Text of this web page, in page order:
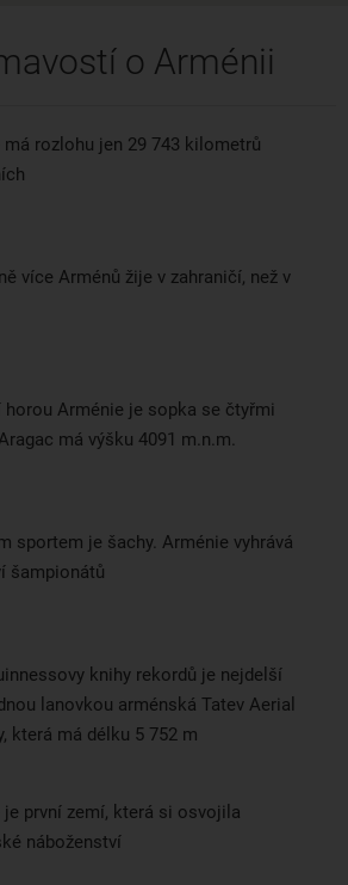
o Arménii
má rozlohu jen 29 743 kilometrů
více Arménů žije v zahraničí, než v
horou Arménie je sopka se čtyřmi
má výšku 4091 m.n.m.
sportem je šachy. Arménie vyhrává
šampionátů
knihy rekordů je nejdelší
lanovkou arménská Tatev Aerial
která má délku 5 752 m
je první zemí, která si osvojila
náboženství